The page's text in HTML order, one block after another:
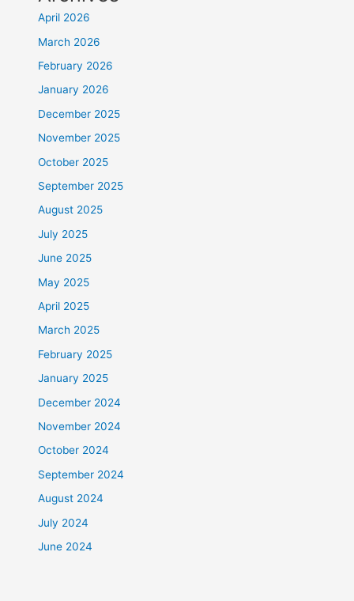
April 2026
March 2026
February 2026
January 2026
December 2025
November 2025
October 2025
September 2025
August 2025
July 2025
June 2025
May 2025
April 2025
March 2025
February 2025
January 2025
December 2024
November 2024
October 2024
September 2024
August 2024
July 2024
June 2024